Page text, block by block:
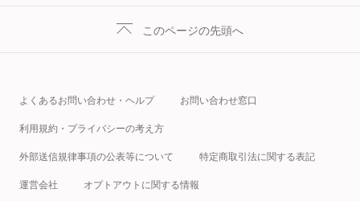
このページの先頭へ
よくあるお問い合わせ・ヘルプ お問い合わせ窓口
利用規約・プライバシーの考え方
外部送信規律事項の公表等について 特定商取引法に関する表記
運営会社 オプトアウトに関する情報